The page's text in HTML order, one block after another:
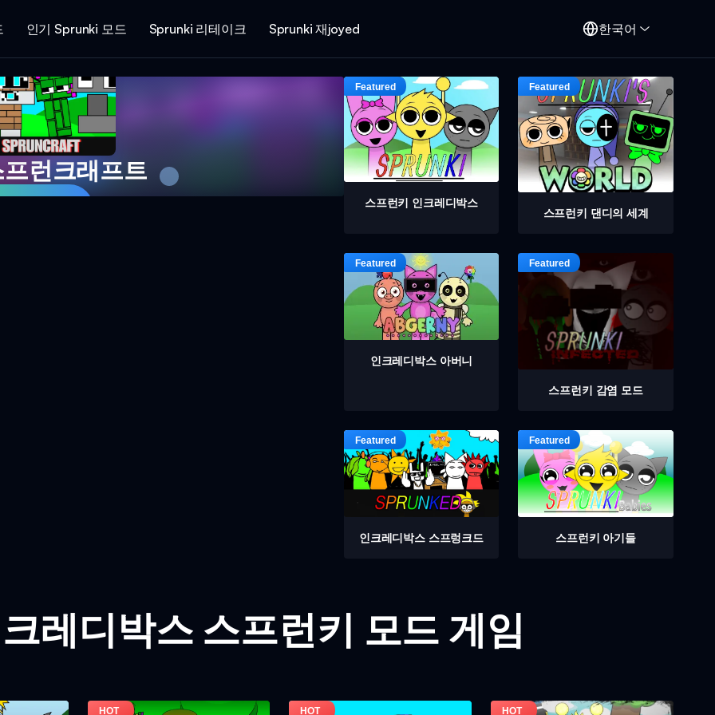
인기 Sprunki 모드 Sprunki 리테이크 Sprunki 재joyed 한국어
런크래프트
스프런키 인크레디박스
스프런키 댄디의 세계
인크레디박스 아버니
스프런키 감염 모드
인크레디박스 스프렁크드 스프런키 아기들
레디박스 스프런키 모드 게임